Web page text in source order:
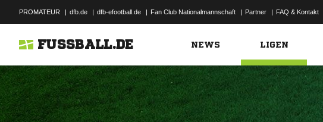
PROMATEUR | dfb.de | dfb-efootball.de | Fan Club Nationalmannschaft | Partner | FAQ & Kontakt
FUSSBALL.DE NEWS LIGEN